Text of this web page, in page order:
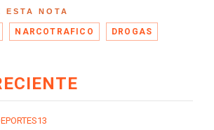
ESTA NOTA
NARCOTRAFICO DROGAS